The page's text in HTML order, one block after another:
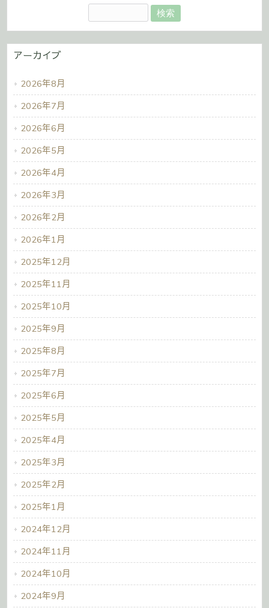
アーカイブ
2026年8月
2026年7月
2026年6月
2026年5月
2026年4月
2026年3月
2026年2月
2026年1月
2025年12月
2025年11月
2025年10月
2025年9月
2025年8月
2025年7月
2025年6月
2025年5月
2025年4月
2025年3月
2025年2月
2025年1月
2024年12月
2024年11月
2024年10月
2024年9月